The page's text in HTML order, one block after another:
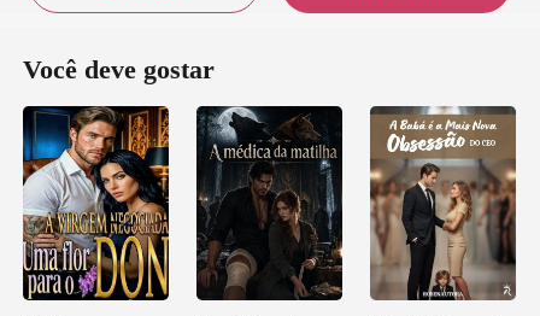
Você deve gostar